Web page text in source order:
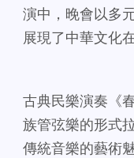
演中，晚會以多
展現了中華文化
古典民樂演奏《
族管弦樂的形式
傳統音樂的藝術